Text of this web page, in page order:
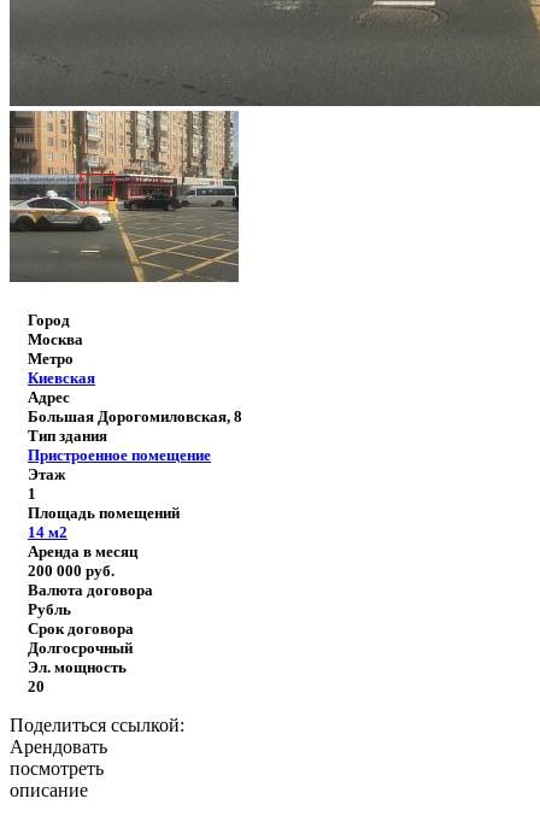
Город
Москва
Метро
Киевская
Адрес
Большая Дорогомиловская, 8
Тип здания
Пристроенное помещение
Этаж
1
Площадь помещений
14 м2
Аренда в месяц
200 000 руб.
Валюта договора
Рубль
Срок договора
Долгосрочный
Эл. мощность
20
Поделиться ссылкой:
Арендовать
посмотреть
описание